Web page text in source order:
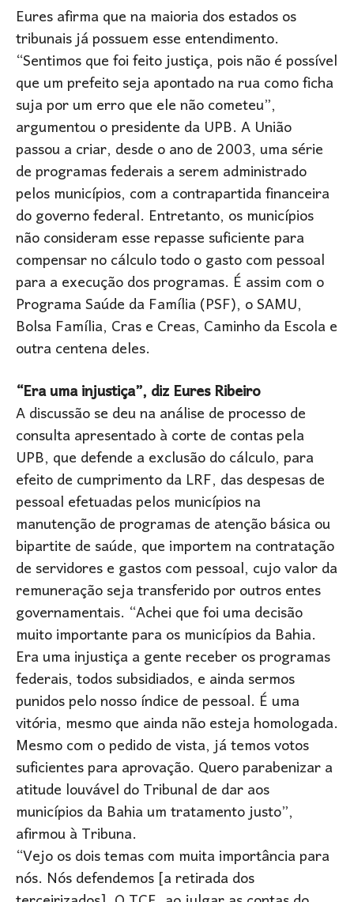
Eures afirma que na maioria dos estados os
tribunais já possuem esse entendimento.
“Sentimos que foi feito justiça, pois não é possível
que um prefeito seja apontado na rua como ficha
suja por um erro que ele não cometeu”,
argumentou o presidente da UPB. A União
passou a criar, desde o ano de 2003, uma série
de programas federais a serem administrado
pelos municípios, com a contrapartida financeira
do governo federal. Entretanto, os municípios
não consideram esse repasse suficiente para
compensar no cálculo todo o gasto com pessoal
para a execução dos programas. É assim com o
Programa Saúde da Família (PSF), o SAMU,
Bolsa Família, Cras e Creas, Caminho da Escola e
outra centena deles.
“Era uma injustiça”, diz Eures Ribeiro
A discussão se deu na análise de processo de
consulta apresentado à corte de contas pela
UPB, que defende a exclusão do cálculo, para
efeito de cumprimento da LRF, das despesas de
pessoal efetuadas pelos municípios na
manutenção de programas de atenção básica ou
bipartite de saúde, que importem na contratação
de servidores e gastos com pessoal, cujo valor da
remuneração seja transferido por outros entes
governamentais. “Achei que foi uma decisão
muito importante para os municípios da Bahia.
Era uma injustiça a gente receber os programas
federais, todos subsidiados, e ainda sermos
punidos pelo nosso índice de pessoal. É uma
vitória, mesmo que ainda não esteja homologada.
Mesmo com o pedido de vista, já temos votos
suficientes para aprovação. Quero parabenizar a
atitude louvável do Tribunal de dar aos
municípios da Bahia um tratamento justo”,
afirmou à Tribuna.
“Vejo os dois temas com muita importância para
nós. Nós defendemos [a retirada dos